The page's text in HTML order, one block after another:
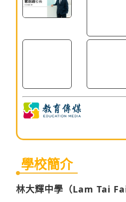
學校簡介
林大輝中學（Lam Tai